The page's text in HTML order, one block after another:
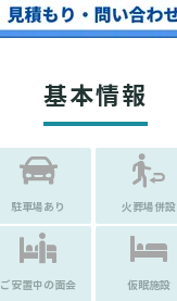
基本情報
駐車場あり 火葬場併設
ご安置中の面会 仮眠施設